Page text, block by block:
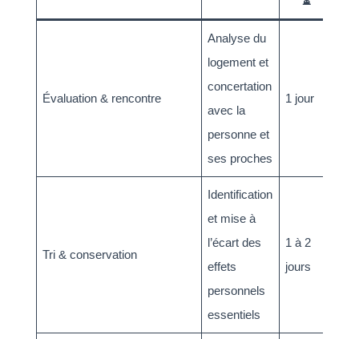
Évaluation & rencontre
Analyse du
logement et
concertation
avec la
personne et
ses proches
1 jour
Tri & conservation
Identification
et mise à
l’écart des
effets
personnels
essentiels
1 à 2
jours